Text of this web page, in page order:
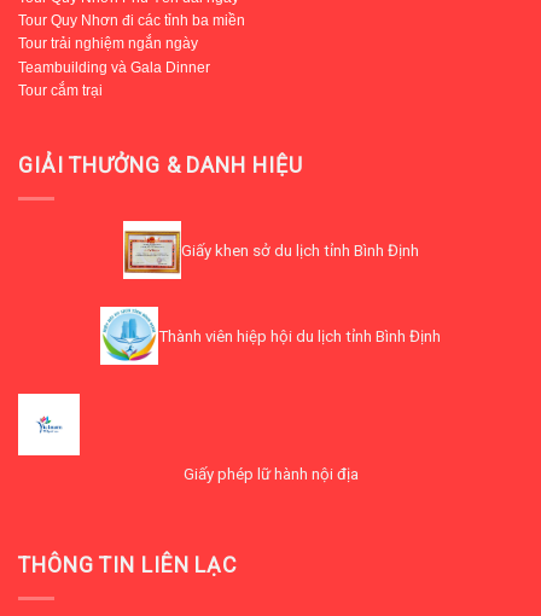
Tour Quy Nhơn đi các tỉnh ba miền
Tour trải nghiệm ngắn ngày
Teambuilding và Gala Dinner
Tour cắm trại
GIẢI THƯỞNG & DANH HIỆU
Giấy khen sở du lịch tỉnh Bình Định
Thành viên hiệp hội du lịch tỉnh Bình Định
Giấy phép lữ hành nội địa
THÔNG TIN LIÊN LẠC